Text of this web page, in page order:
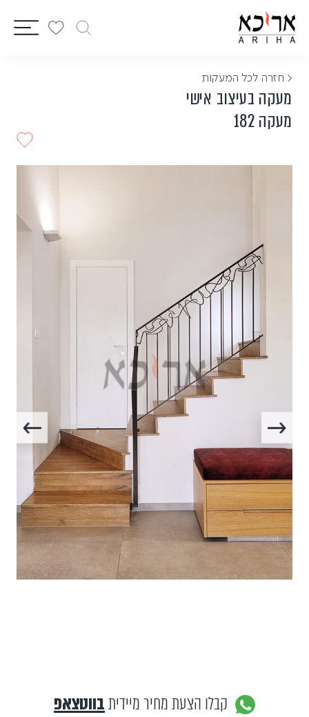
< חזרה לכל המעקות
מעקה בעיצוב אישי
מעקה 182
קבלו הצעת מחיר מיידיתבווטצאפ